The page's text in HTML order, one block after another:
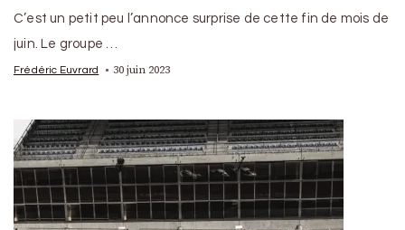
C’est un petit peu l’annonce surprise de cette fin de mois de
juin. Le groupe …
Frédéric Euvrard 30 juin 2023